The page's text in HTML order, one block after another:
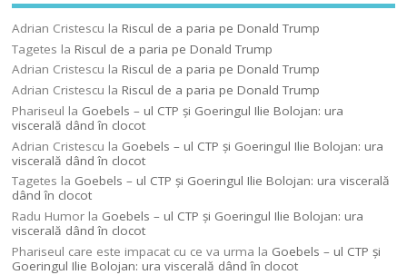
Adrian Cristescu laRiscul de a paria pe Donald Trump
Tagetes laRiscul de a paria pe Donald Trump
Adrian Cristescu laRiscul de a paria pe Donald Trump
Adrian Cristescu laRiscul de a paria pe Donald Trump
Phariseul la Goebels – ul CTP şi Goeringul Ilie Bolojan: ura
viscerală dând în clocot
Adrian Cristescu la Goebels – ul CTP şi Goeringul Ilie Bolojan: ura
viscerală dând în clocot
Tagetes la Goebels – ul CTP şi Goeringul Ilie Bolojan: ura viscerală
dând în clocot
Radu Humor la Goebels – ul CTP şi Goeringul Ilie Bolojan: ura
viscerală dând în clocot
Phariseul care este impacat cu ce va urma la Goebels – ul CTP şi
Goeringul Ilie Bolojan: ura viscerală dând în clocot